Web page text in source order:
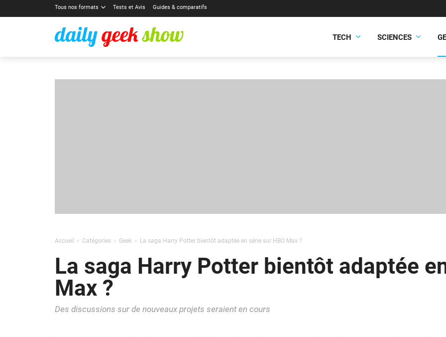
Tous nos formats Tests et Avis Guides & comparatifs
TECH SCIENCES
Accueil Catégories Geek La saga Harry Potter bientôt adaptée en série sur HBO Max ?
La saga Harry Potter bientôt adaptée
Max ?
Des discussions sur de nouveaux projets seraient en cours